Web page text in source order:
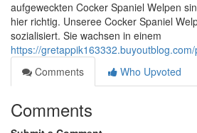
aufgeweckten Cocker Spaniel Welpen
hier richtig. Unseree Cocker Spaniel
sozialisiert. Sie wachsen in einem
https://
Comments
Who Upvoted
Comments